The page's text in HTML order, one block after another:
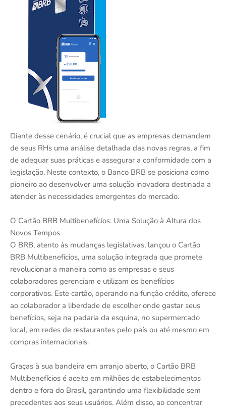
Diante desse cenário, é crucial que as empresas demandem
de seus RHs uma análise detalhada das novas regras, a fim
de adequar suas práticas e assegurar a conformidade com a
legislação. Neste contexto, o Banco BRB se posiciona como
pioneiro ao desenvolver uma solução inovadora destinada a
atender às necessidades emergentes do mercado.
O Cartão BRB Multibenefícios: Uma Solução à Altura dos
Novos Tempos
O BRB, atento às mudanças legislativas, lançou o Cartão
BRB Multibenefícios, uma solução integrada que promete
revolucionar a maneira como as empresas e seus
colaboradores gerenciam e utilizam os benefícios
corporativos. Este cartão, operando na função crédito, oferece
ao colaborador a liberdade de escolher onde gastar seus
benefícios, seja na padaria da esquina, no supermercado
local, em redes de restaurantes pelo país ou até mesmo em
compras internacionais.
Graças à sua bandeira em arranjo aberto, o Cartão BRB
Multibenefícios é aceito em milhões de estabelecimentos
dentro e fora do Brasil, garantindo uma flexibilidade sem
precedentes aos seus usuários. Além disso, ao concentrar